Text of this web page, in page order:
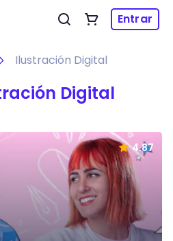
Entrar
Ilustración Digital
Digital
4.87